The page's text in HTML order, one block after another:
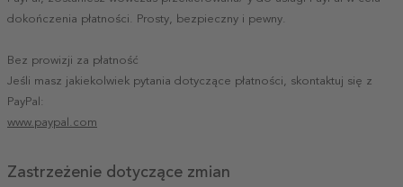
dokończenia płatności. Prosty, bezpieczny i pewny.
Bez prowizji za płatność
Jeśli masz jakiekolwiek pytania dotyczące płatności, skontaktuj się z
PayPal:
www.paypal.com
Zastrzeżenie dotyczące zmian